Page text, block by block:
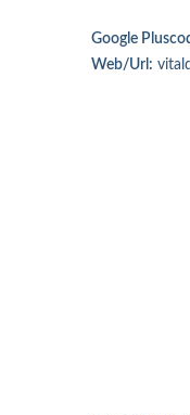
Google
Web/Url: